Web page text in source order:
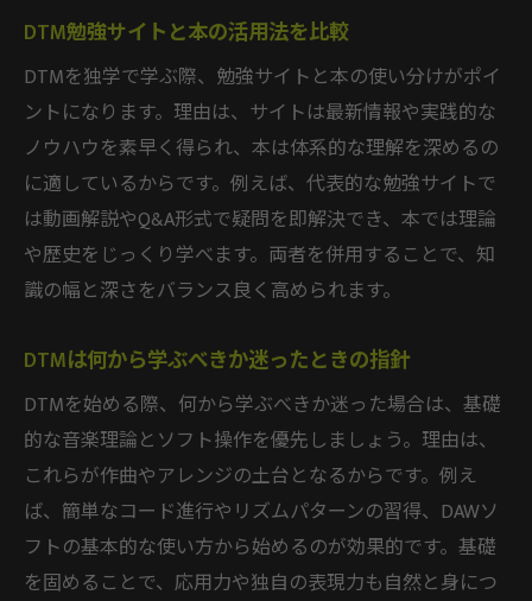
成長に直結するフィードバックの活用法
オンラインDTMスクールの選び方と比較
独学で補えない技術を効率よく習得する
DTM勉強サイトと併用した学習法の工夫
本とサイトで知識を深める学び方ガイド
DTMスクールと勉強本の効果的な使い分け
信頼できるDTM勉強サイトの見極め方
独学で知識を広げる本の選び方ポイント
実践力を高めるサイト活用のコツ
わせ
初心者におすすめの本・サイト活用術
自分に合うDTM勉強法の選び方を解説
DTMスクールと独学のメリット比較
学習スタイル別おすすめ勉強法ガイド
DTM勉強サイトと本の活用法を比較
DTMを独学で学ぶ際、勉強サイトと本の使い分けがポイ
ントになります。理由は、サイトは最新情報や実践的な
ノウハウを素早く得られ、本は体系的な理解を深めるの
に適しているからです。例えば、代表的な勉強サイトで
は動画解説やQ&A形式で疑問を即解決でき、本では理論
や歴史をじっくり学べます。両者を併用することで、知
識の幅と深さをバランス良く高められます。
DTMは何から学ぶべきか迷ったときの指針
DTMを始める際、何から学ぶべきか迷った場合は、基礎
的な音楽理論とソフト操作を優先しましょう。理由は、
これらが作曲やアレンジの土台となるからです。例え
ば、簡単なコード進行やリズムパターンの習得、DAWソ
フトの基本的な使い方から始めるのが効果的です。基礎
を固めることで、応用力や独自の表現力も自然と身につ